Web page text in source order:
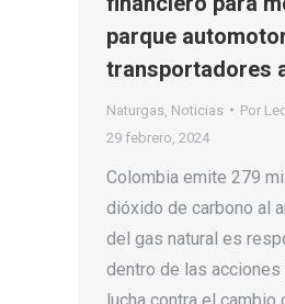
parque
transportadores
Naturgas Noticias Por
29 febrero, 2024
Colombia emite 279
dióxido de carbono al
del gas natural es
dentro de las
lucha contra el cambio